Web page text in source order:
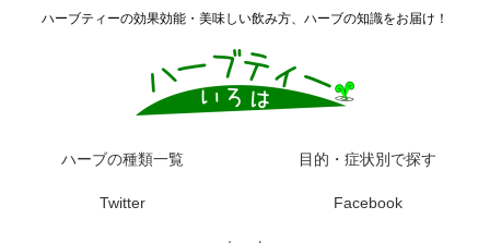
ハーブティーの効果効能・美味しい飲み方、ハーブの知識をお届け！
ハーブの種類一覧 目的・症状別で探す
Twitter Facebook